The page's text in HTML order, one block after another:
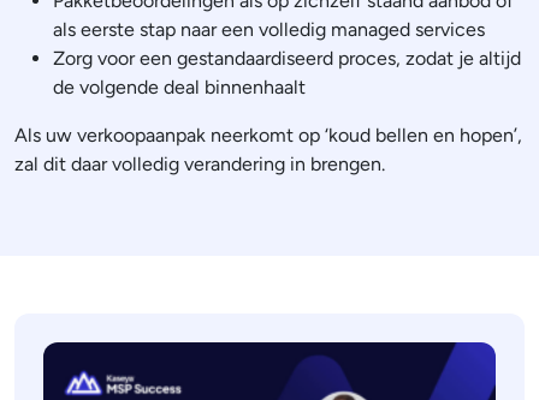
als eerste stap naar een volledig managed services
Zorg voor een gestandaardiseerd proces, zodat je altijd
de volgende deal binnenhaalt
Als uw verkoopaanpak neerkomt op ‘koud bellen en hopen’,
zal dit daar volledig verandering in brengen.